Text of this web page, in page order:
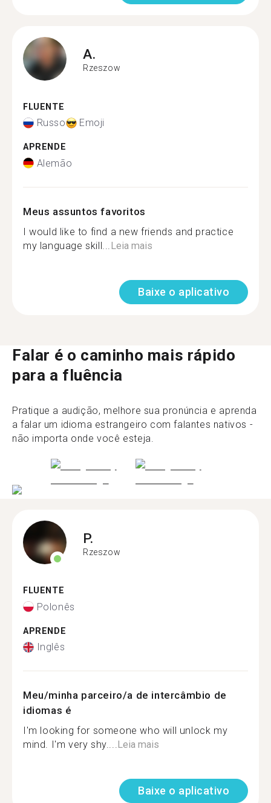
A.
Rzeszow
FLUENTE
Russo Emoji
APRENDE
Alemão
Meus assuntos favoritos
I would like to find a new friends and practice
my language skill... Leia mais
Baixe o aplicativo
Falar é o caminho mais rápido
para a fluência
Pratique a audição, melhore sua pronúncia e aprenda
a falar um idioma estrangeiro com falantes nativos -
não importa onde você esteja.
P.
Rzeszow
FLUENTE
Polonês
APRENDE
Inglês
Meu/minha parceiro/a de intercâmbio de
idiomas é
I'm looking for someone who will unlock my
mind. I'm very shy....Leia mais
Baixe o aplicativo